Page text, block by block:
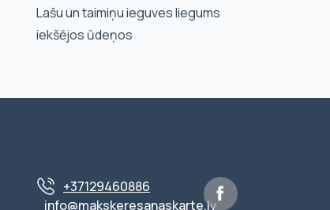
Lašu un taimiņu ieguves liegums
iekšējos ūdeņos
+37129460886
info@makskeresanaskarte.lv